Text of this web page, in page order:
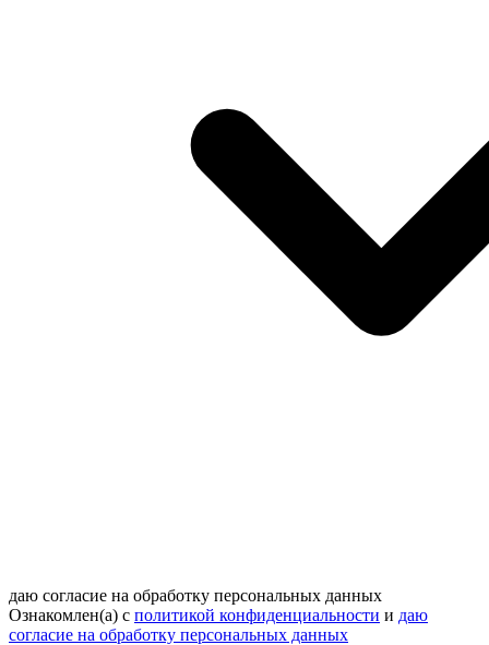
даю согласие на обработку персональных данных
Ознакомлен(а) с политикой конфиденциальности и даю
согласие на обработку персональных данных